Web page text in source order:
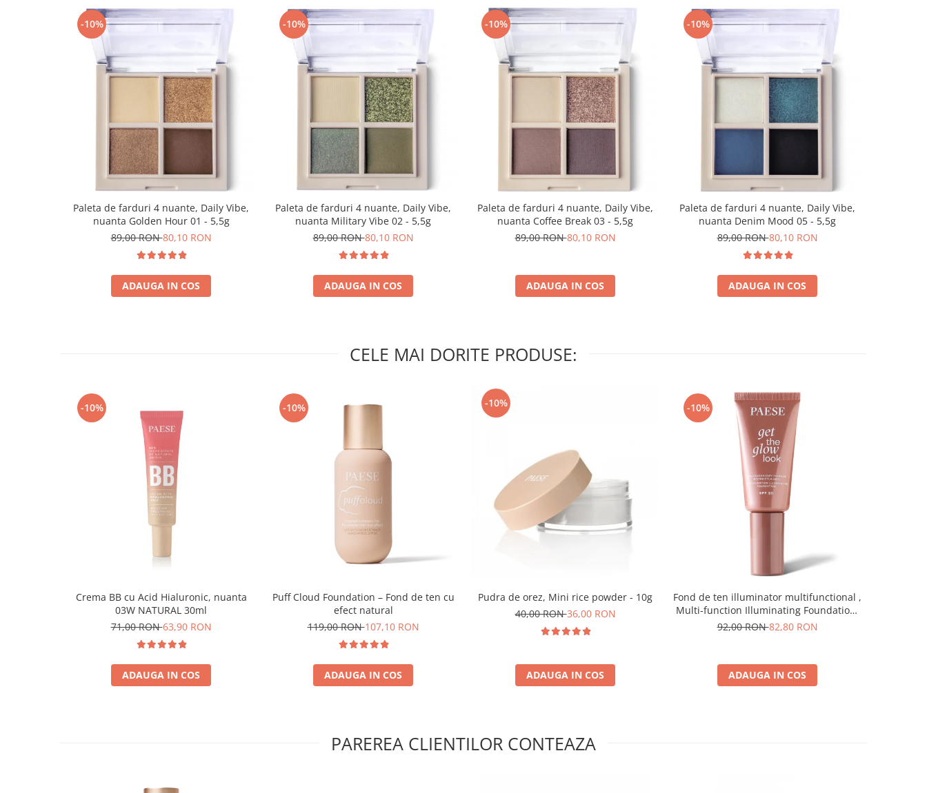
-10%
Paleta de farduri 4 nuante, Daily Vibe,
nuanta Golden Hour 01 - 5,5g
89,00 RON80,10 RON
ADAUGA IN COS
-10%
Paleta de farduri 4 nuante, Daily Vibe,
nuanta Military Vibe 02 - 5,5g
89,00 RON80,10 RON
ADAUGA IN COS
-10%
Paleta de farduri 4 nuante, Daily Vibe,
nuanta Coffee Break 03 - 5,5g
89,00 RON80,10 RON
ADAUGA IN COS
-10%
Paleta de farduri 4 nuante, Daily Vibe,
nuanta Denim Mood 05 - 5,5g
89,00 RON80,10 RON
ADAUGA IN COS
CELE MAI DORITE PRODUSE:
-10%
Crema BB cu Acid Hialuronic, nuanta
03W NATURAL 30ml
71,00 RON63,90 RON
ADAUGA IN COS
-10%
Puff Cloud Foundation – Fond de ten cu
efect natural
119,00 RON107,10 RON
ADAUGA IN COS
-10%
Pudra de orez, Mini rice powder - 10g
40,00 RON36,00 RON
ADAUGA IN COS
-10%
Fond de ten illuminator multifunctional ,
Multi-function Illuminating Foundation,
nuanta 1N LIGHT BEIGE– 30 ml
92,00 RON82,80 RON
ADAUGA IN COS
PAREREA CLIENTILOR CONTEAZA